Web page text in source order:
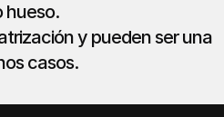
hueso.
y pueden ser una
casos.